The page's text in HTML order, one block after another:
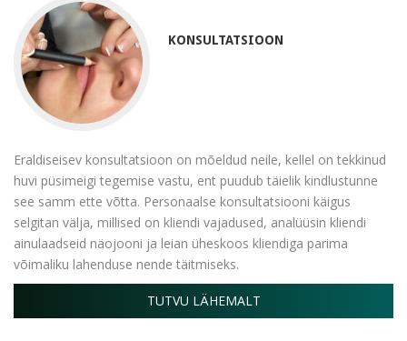
KONSULTATSIOON
Eraldiseisev konsultatsioon on mõeldud neile, kellel on tekkinud
huvi püsimeigi tegemise vastu, ent puudub täielik kindlustunne
see samm ette võtta. Personaalse konsultatsiooni käigus
selgitan välja, millised on kliendi vajadused, analüüsin kliendi
ainulaadseid näojooni ja leian üheskoos kliendiga parima
võimaliku lahenduse nende täitmiseks.
TUTVU LÄHEMALT